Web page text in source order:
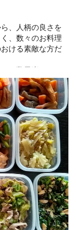
、人柄の良さを
、数々のお料理
ける素敵な方だ
、数日楽しめそ
りましたら、ま
4日・冷凍可）
4日・冷凍可）
5日・冷凍可）
ルコギ風（冷蔵5
け（冷蔵5日）
）
4日）
冷凍可）
5日）
）